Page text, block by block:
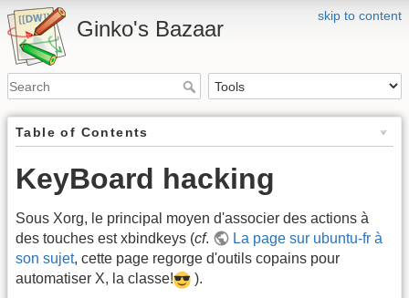
skip to content
Ginko's Bazaar
Table of Contents
KeyBoard hacking
Sous Xorg, le principal moyen d'associer des actions à
des touches est xbindkeys (cf.
La page sur ubuntu-fr à
son sujet, cette page regorge d'outils copains pour
automatiser X, la classe!
).